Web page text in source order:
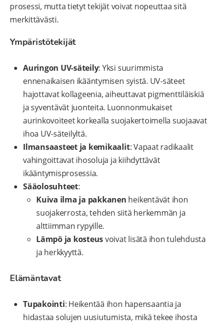
prosessi, mutta tietyt tekijät voivat nopeuttaa sitä
merkittävästi.
Ympäristötekijät
Auringon UV-säteily: Yksi suurimmista
ennenaikaisen ikääntymisen syistä. UV-säteet
hajottavat kollageenia, aiheuttavat pigmenttiläiskiä
ja syventävät juonteita. Luonnonmukaiset
aurinkovoiteet korkealla suojakertoimella suojaavat
ihoa UV-säteilyltä.
Ilmansaasteet ja kemikaalit: Vapaat radikaalit
vahingoittavat ihosoluja ja kiihdyttävät
ikääntymisprosessia.
Sääolosuhteet:
Kuiva ilma ja pakkanen heikentävät ihon
suojakerrosta, tehden siitä herkemmän ja
alttiimman rypyille.
Lämpö ja kosteusvoivat lisätä ihon tulehdusta
ja herkkyyttä.
Elämäntavat
Tupakointi: Heikentää ihon hapensaantia ja
hidastaa solujen uusiutumista, mikä tekee ihosta